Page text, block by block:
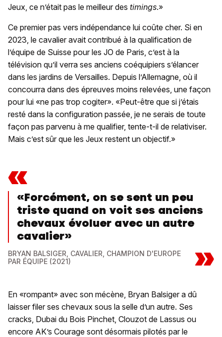
Jeux, ce n’était pas le meilleur des timings.»
Ce premier pas vers indépendance lui coûte cher. Si en
2023, le cavalier avait contribué à la qualification de
l’équipe de Suisse pour les JO de Paris, c’est à la
télévision qu’il verra ses anciens coéquipiers s’élancer
dans les jardins de Versailles. Depuis l’Allemagne, où il
concourra dans des épreuves moins relevées, une façon
pour lui «ne pas trop cogiter». «Peut-être que si j’étais
resté dans la configuration passée, je ne serais de toute
façon pas parvenu à me qualifier, tente-t-il de relativiser.
Mais c’est sûr que les Jeux restent un objectif.»
«
«Forcément, on se sent un peu
triste quand on voit ses anciens
chevaux évoluer avec un autre
cavalier»
BRYAN BALSIGER, CAVALIER, CHAMPION D'EUROPE
PAR ÉQUIPE (2021)
»
En «rompant» avec son mécène, Bryan Balsiger a dû
laisser filer ses chevaux sous la selle d’un autre. Ses
cracks, Dubai du Bois Pinchet, Clouzot de Lassus ou
encore AK’s Courage sont désormais pilotés par le